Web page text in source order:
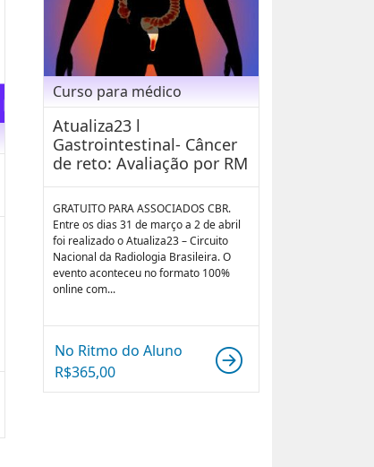
Curso para médico
Atualiza23 l
Gastrointestinal- Câncer
de reto: Avaliação por RM
GRATUITO PARA ASSOCIADOS CBR.
Entre os dias 31 de março a 2 de abril
foi realizado o Atualiza23 – Circuito
Nacional da Radiologia Brasileira. O
evento aconteceu no formato 100%
online com...
No Ritmo do Aluno
R$365,00